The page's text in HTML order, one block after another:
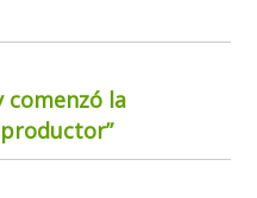
comenzó la